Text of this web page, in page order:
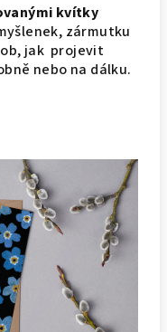
kvítky
zármutku
jak projevit
nebo na dálku.